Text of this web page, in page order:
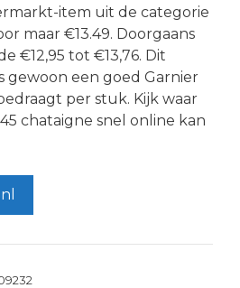
item uit de categorie
maar €13.49. Doorgaans
€12,95 tot €13,76. Dit
gewoon een goed Garnier
per stuk. Kijk waar
chataigne snel online kan